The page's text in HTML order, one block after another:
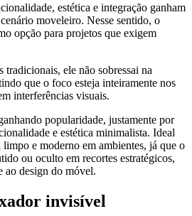
estética e integração ganham
moveleiro. Nesse sentido, o
opção para projetos que exigem
ele não sobressai na
que o foco esteja inteiramente nos
interferências visuais.
popularidade, justamente por
e estética minimalista. Ideal
e moderno em ambientes, já que o
ou oculto em recortes estratégicos,
ao design do móvel.
invisível